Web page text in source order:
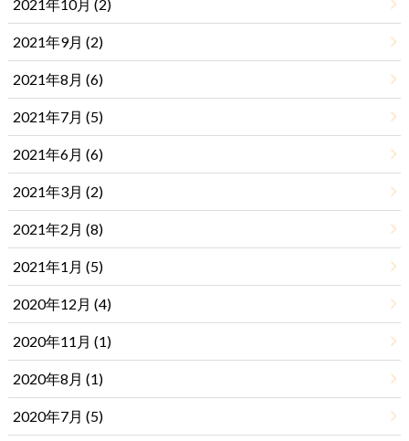
2021年10月 (2)
2021年9月 (2)
2021年8月 (6)
2021年7月 (5)
2021年6月 (6)
2021年3月 (2)
2021年2月 (8)
2021年1月 (5)
2020年12月 (4)
2020年11月 (1)
2020年8月 (1)
2020年7月 (5)